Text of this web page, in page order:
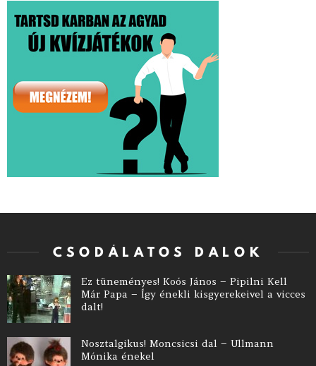
CSODÁLATOS DALOK
Ez tüneményes! Koós János – Pipilni Kell
Már Papa – Így énekli kisgyerekeivel a vicces
dalt!
Nosztalgikus! Moncsicsi dal – Ullmann
Mónika énekel